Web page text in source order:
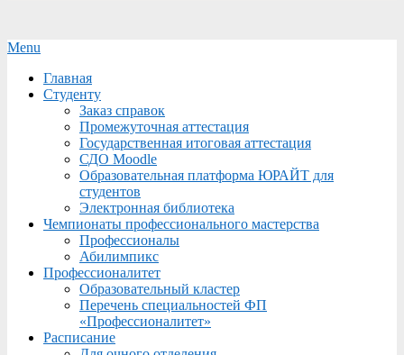
Secondary
Menu
Menu
Главная
Студенту
Заказ справок
Промежуточная аттестация
Государственная итоговая аттестация
СДО Moodle
Образовательная платформа ЮРАЙТ для
студентов
Электронная библиотека
Чемпионаты профессионального мастерства
Профессионалы
Абилимпикс
Профессионалитет
Образовательный кластер
Перечень специальностей ФП
«Профессионалитет»
Расписание